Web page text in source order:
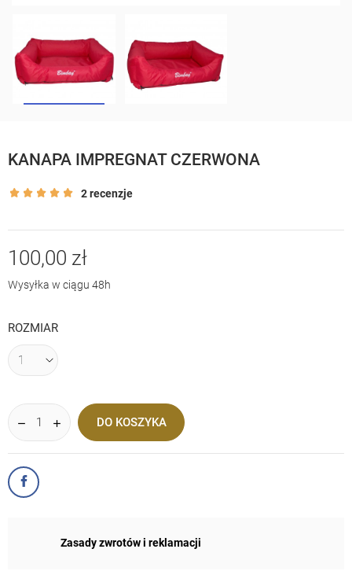
KANAPA IMPREGNAT CZERWONA
2 recenzje
100,00 zł
Wysyłka w ciągu 48h
ROZMIAR
DO KOSZYKA
Zasady zwrotów i reklamacji